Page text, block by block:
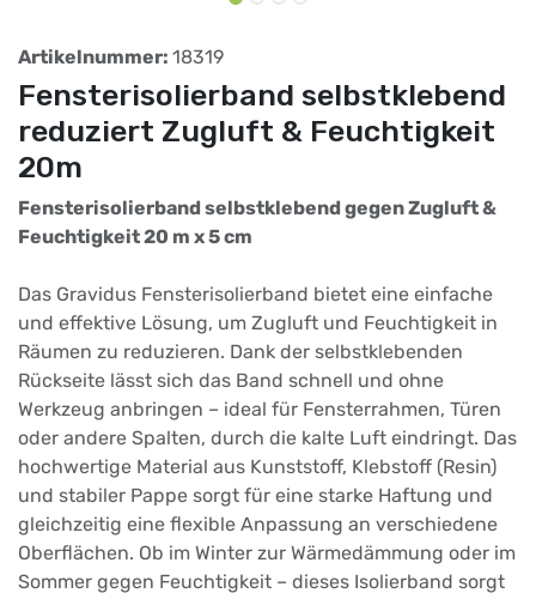
Artikelnummer: 18319
Fensterisolierband selbstklebend
reduziert Zugluft & Feuchtigkeit
20m
Fensterisolierband selbstklebend gegen Zugluft &
Feuchtigkeit 20 m x 5 cm
Das Gravidus Fensterisolierband bietet eine einfache
und effektive Lösung, um Zugluft und Feuchtigkeit in
Räumen zu reduzieren. Dank der selbstklebenden
Rückseite lässt sich das Band schnell und ohne
Werkzeug anbringen – ideal für Fensterrahmen, Türen
oder andere Spalten, durch die kalte Luft eindringt. Das
hochwertige Material aus Kunststoff, Klebstoff (Resin)
und stabiler Pappe sorgt für eine starke Haftung und
gleichzeitig eine flexible Anpassung an verschiedene
Oberflächen. Ob im Winter zur Wärmedämmung oder im
Sommer gegen Feuchtigkeit – dieses Isolierband sorgt